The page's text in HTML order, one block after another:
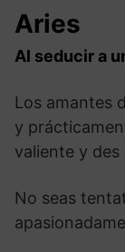
Aries
Al seducir a
Los amantes
y
valiente y des
No seas